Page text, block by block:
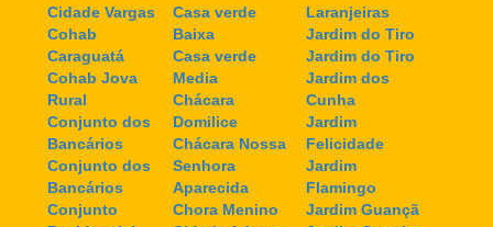
Cidade Vargas
Cohab
Caraguatá
Cohab Jova
Rural
Conjunto dos
Bancários
Conjunto dos
Bancários
Conjunto
Casa verde
Baixa
Casa verde
Media
Chácara
Domilice
Chácara Nossa
Senhora
Aparecida
Chora Menino
Laranjeiras
Jardim do Tiro
Jardim do Tiro
Jardim dos
Cunha
Jardim
Felicidade
Jardim
Flamingo
Jardim Guançã